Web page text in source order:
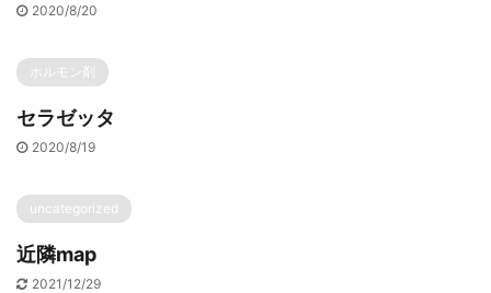
2020/8/20
ホルモン剤
セラゼッタ
2020/8/19
uncategorized
近隣map
2021/12/29